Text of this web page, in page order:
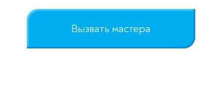
Вызвать мастера